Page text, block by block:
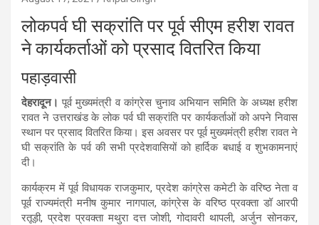
लोकपर्व घी सक्रांति पर पूर्व सीएम हरीश रावत
ने कार्यकर्ताओं को प्रसाद वितरित किया
पहाड़वासी
देहरादून। पूर्व मुख्यमंत्री व कांग्रेस चुनाव अभियान समिति के अध्यक्ष हरीश
रावत ने उत्तराखंड के लोक पर्व घी सक्रांति पर कार्यकर्ताओं को अपने निवास
स्थान पर प्रसाद वितरित किया। इस अवसर पर पूर्व मुख्यमंत्री हरीश रावत ने
घी सक्रांति के पर्व की सभी प्रदेशवासियों को हार्दिक बधाई व शुभकामनाएं
दी।
कार्यक्रम में पूर्व विधायक राजकुमार, प्रदेश कांग्रेस कमेटी के वरिष्ठ नेता व
पूर्व राज्यमंत्री मनीष कुमार नागपाल, कांग्रेस के वरिष्ठ प्रवक्ता डॉ आरपी
रतूड़ी, प्रदेश प्रवक्ता मथुरा दत्त जोशी, गोदावरी थापली, अर्जुन सोनकर,